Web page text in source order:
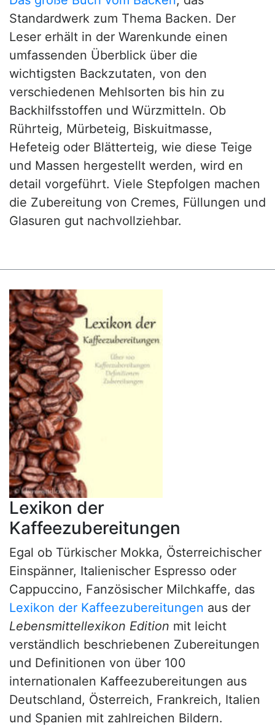
Standardwerk zum Thema Backen. Der
Leser erhält in der Warenkunde einen
umfassenden Überblick über die
wichtigsten Backzutaten, von den
verschiedenen Mehlsorten bis hin zu
Backhilfsstoffen und Würzmitteln. Ob
Rührteig, Mürbeteig, Biskuitmasse,
Hefeteig oder Blätterteig, wie diese Teige
und Massen hergestellt werden, wird en
detail vorgeführt. Viele Stepfolgen machen
die Zubereitung von Cremes, Füllungen und
Glasuren gut nachvollziehbar.
Lexikon der
Kaffeezubereitungen
Egal ob Türkischer Mokka, Österreichischer
Einspänner, Italienischer Espresso oder
Cappuccino, Fanzösischer Milchkaffe, das
Lexikon der Kaffeezubereitungen aus der
Lebensmittellexikon Edition mit leicht
verständlich beschriebenen Zubereitungen
und Definitionen von über 100
internationalen Kaffeezubereitungen aus
Deutschland, Österreich, Frankreich, Italien
und Spanien mit zahlreichen Bildern.